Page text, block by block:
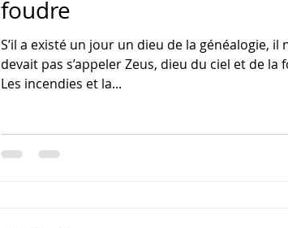
foudre
S’il a existé un jour un dieu de la généalogie, il
devait pas s’appeler Zeus, dieu du ciel et de la
Les incendies et la...